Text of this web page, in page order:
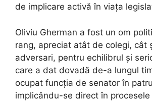
de implicare activă în viața
Oliviu Gherman a fost un om
rang, apreciat atât de colegi, cât
adversari, pentru echilibrul și
care a dat dovadă de-a lungul
ocupat funcția de senator în
implicându-se direct în